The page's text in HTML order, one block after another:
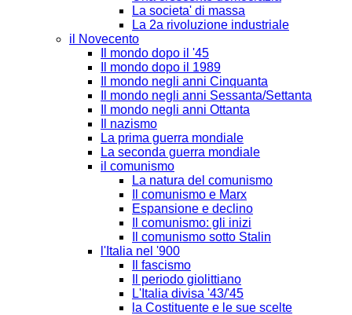
La societa' di massa
La 2a rivoluzione industriale
il Novecento
Il mondo dopo il '45
Il mondo dopo il 1989
Il mondo negli anni Cinquanta
Il mondo negli anni Sessanta/Settanta
Il mondo negli anni Ottanta
Il nazismo
La prima guerra mondiale
La seconda guerra mondiale
il comunismo
La natura del comunismo
Il comunismo e Marx
Espansione e declino
Il comunismo: gli inizi
Il comunismo sotto Stalin
l'Italia nel '900
Il fascismo
Il periodo giolittiano
L'Italia divisa '43/'45
la Costituente e le sue scelte